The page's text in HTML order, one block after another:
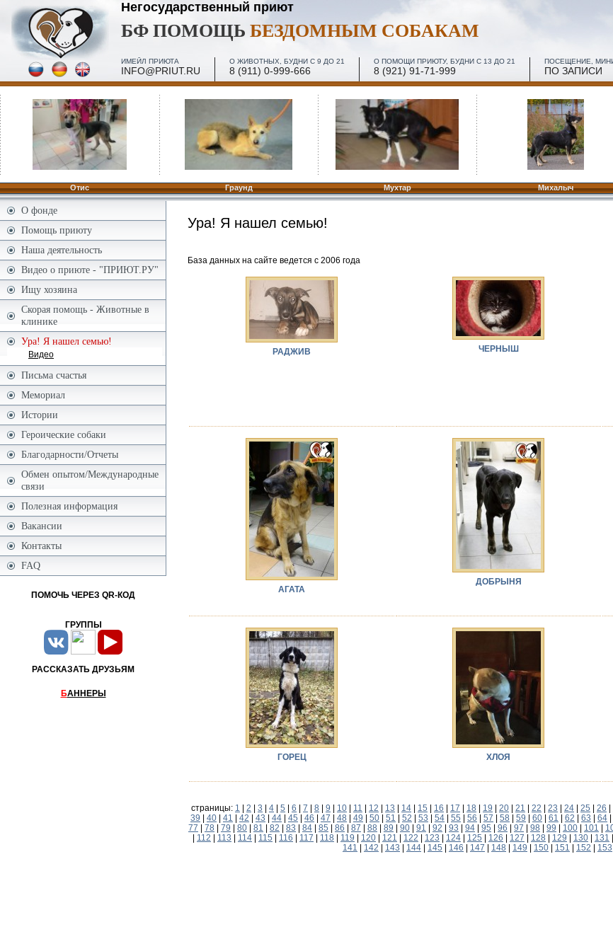
Негосударственный приют
БФ ПОМОЩЬБЕЗДОМНЫМ СОБАКАМ
ИМЕЙЛ ПРИЮТА
INFO@PRIUT.RU
О ЖИВОТНЫХ, БУДНИ С 9 ДО 21
8 (911) 0-999-666
О ПОМОЩИ ПРИЮТУ, БУДНИ С 13 ДО 21
8 (921) 91-71-999
ПОСЕЩЕНИЕ,
ПО ЗАПИСИ
Отис Граунд Мухтар Михалыч
Ура! Я нашел семью!
База данных на сайте ведется с 2006 года
РАДЖИВ ЧЕРНЫШ
АГАТА
ДОБРЫНЯ
ГОРЕЦ
ХЛОЯ
страницы: 1 | 2 | 3 | 4 | 5 | 6 | 7 | 8 | 9 | 10 | 11 | 12 | 13 | 14 | 15 | 16 | 17 | 18 | 19 | 20 | 21 | 22 | 23 | 24 | 25 | 26 |
39 | 40 | 41 | 42 | 43 | 44 | 45 | 46 | 47 | 48 | 49 | 50 | 51 | 52 | 53 | 54 | 55 | 56 | 57 | 58 | 59 | 60 | 61 | 62 | 63 | 64 |
77 | 78 | 79 | 80 | 81 | 82 | 83 | 84 | 85 | 86 | 87 | 88 | 89 | 90 | 91 | 92 | 93 | 94 | 95 | 96 | 97 | 98 | 99 | 100 | 101 |
| 112 | 113 | 114 | 115 | 116 | 117 | 118 | 119 | 120 | 121 | 122 | 123 | 124 | 125 | 126 | 127 | 128 | 129 | 130 | 131 |
141 | 142 | 143 | 144 | 145 | 146 | 147 | 148 | 149 | 150 | 151 | 152 | 153
О фонде
Помощь приюту
Наша деятельность
Видео о приюте - "ПРИЮТ.РУ"
Ищу хозяина
Скорая помощь - Животные в
клинике
Ура! Я нашел семью!
Видео
Письма счастья
Мемориал
Истории
Героические собаки
Благодарности/Отчеты
Обмен опытом/Международные
связи
Полезная информация
Вакансии
Контакты
FAQ
ПОМОЧЬ ЧЕРЕЗ QR-КОД
ГРУППЫ
РАССКАЗАТЬ ДРУЗЬЯМ
БАННЕРЫ